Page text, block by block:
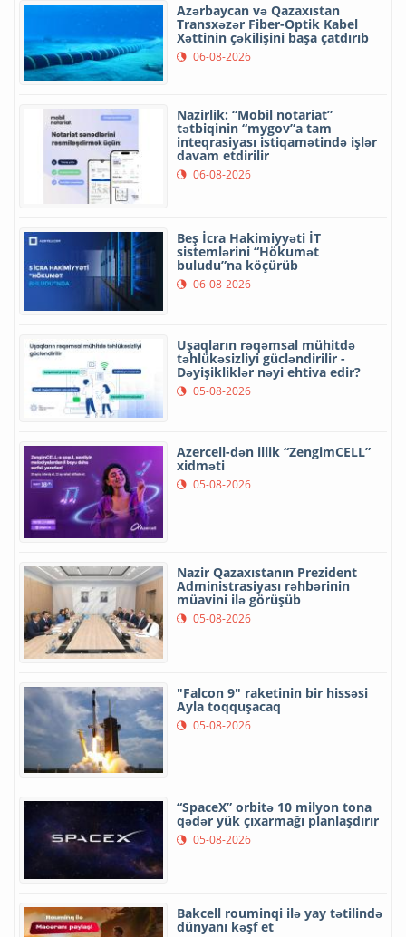
Azərbaycan və Qazaxıstan
Transxəzər Fiber-Optik Kabel
Xəttinin çəkilişini başa çatdırıb
06-08-2026
Nazirlik: “Mobil notariat”
tətbiqinin “mygov”a tam
inteqrasiyası istiqamətində işlər
davam etdirilir
06-08-2026
Beş İcra Hakimiyyəti İT
sistemlərini “Hökumət
buludu”na köçürüb
06-08-2026
Uşaqların rəqəmsal mühitdə
təhlükəsizliyi gücləndirilir -
Dəyişikliklər nəyi ehtiva edir?
05-08-2026
Azercell-dən illik “ZengimCELL”
xidməti
05-08-2026
Nazir Qazaxıstanın Prezident
Administrasiyası rəhbərinin
müavini ilə görüşüb
05-08-2026
"Falcon 9" raketinin bir hissəsi
Ayla toqquşacaq
05-08-2026
“SpaceX” orbitə 10 milyon tona
qədər yük çıxarmağı planlaşdırır
05-08-2026
Bakcell rouminqi ilə yay tətilində
dünyanı kəşf et